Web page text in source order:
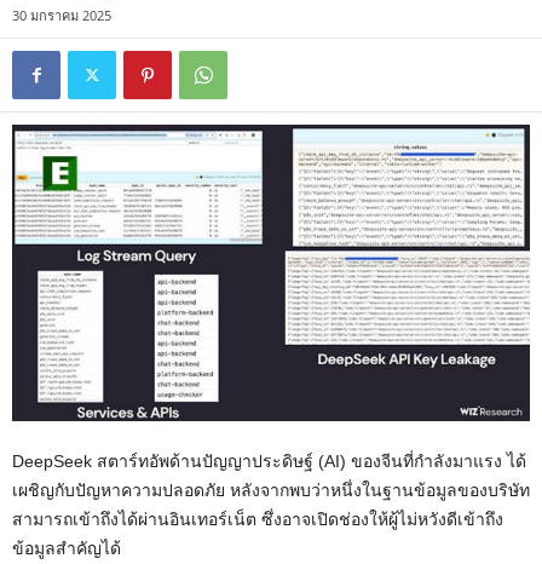
30 มกราคม 2025
DeepSeek สตาร์ทอัพด้านปัญญาประดิษฐ์ (AI) ของจีนที่กำลังมาแรง ได้
เผชิญกับปัญหาความปลอดภัย หลังจากพบว่าหนึ่งในฐานข้อมูลของบริษัท
สามารถเข้าถึงได้ผ่านอินเทอร์เน็ต ซึ่งอาจเปิดช่องให้ผู้ไม่หวังดีเข้าถึง
ข้อมูลสำคัญได้